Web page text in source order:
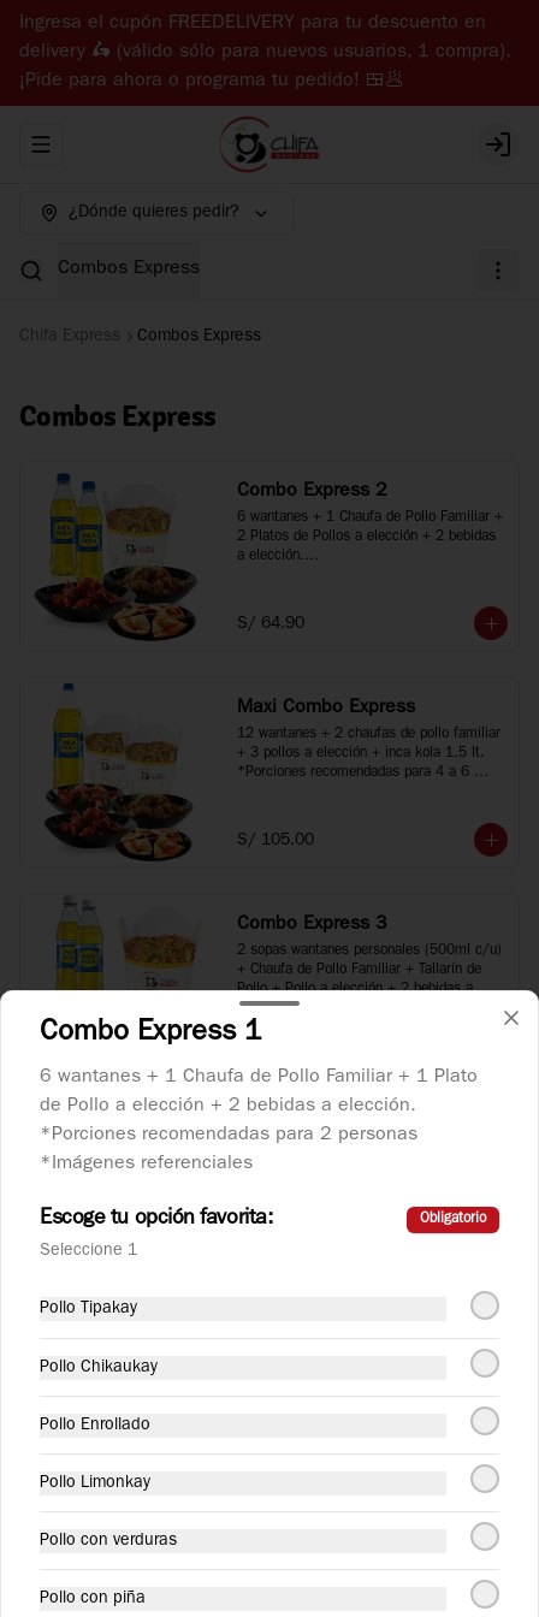
Ingresa el cupón FREEDELIVERY para tu descuento en
delivery 🛵 (válido sólo para nuevos usuarios, 1 compra).
¡Pide para ahora o programa tu pedido! 🍱🥟
Abrir menu de navegación Login
¿Dónde quieres pedir?
Combos Express
Chifa Express Combos Express
Combos Express
Combo Express 2
6 wantanes + 1 Chaufa de Pollo Familiar +
2 Platos de Pollos a elección + 2 bebidas
a elección.
*Imágenes referenciales
S/ 64.90
Maxi Combo Express
12 wantanes + 2 chaufas de pollo familiar
+ 3 pollos a elección + inca kola 1.5 lt.
*Porciones recomendadas para 4 a 6
S/ 105.00
Combo Express 3
2 sopas wantanes personales (500ml c/u)
+ Chaufa de Pollo Familiar + Tallarín de
Pollo + Pollo a elección + 2 bebidas a
elección.
*Porciones recomendadas para 2 a 4
*Imágenes referenciales
Combo Express 1
6 wantanes + 1 Chaufa de Pollo Familiar +
elección.
*Porciones recomendadas para 2 personas
Familiares + 2 Platos de Pollos a elección
Combo Express 1
6 wantanes + 1 Chaufa de Pollo Familiar + 1 Plato
de Pollo a elección + 2 bebidas a elección.
*Porciones recomendadas para 2 personas
*Imágenes referenciales
Escoge tu opción favorita: Obligatorio
Seleccione 1
Pollo Tipakay
Pollo Chikaukay
Pollo Enrollado
Pollo Limonkay
Pollo con verduras
Pollo con piña